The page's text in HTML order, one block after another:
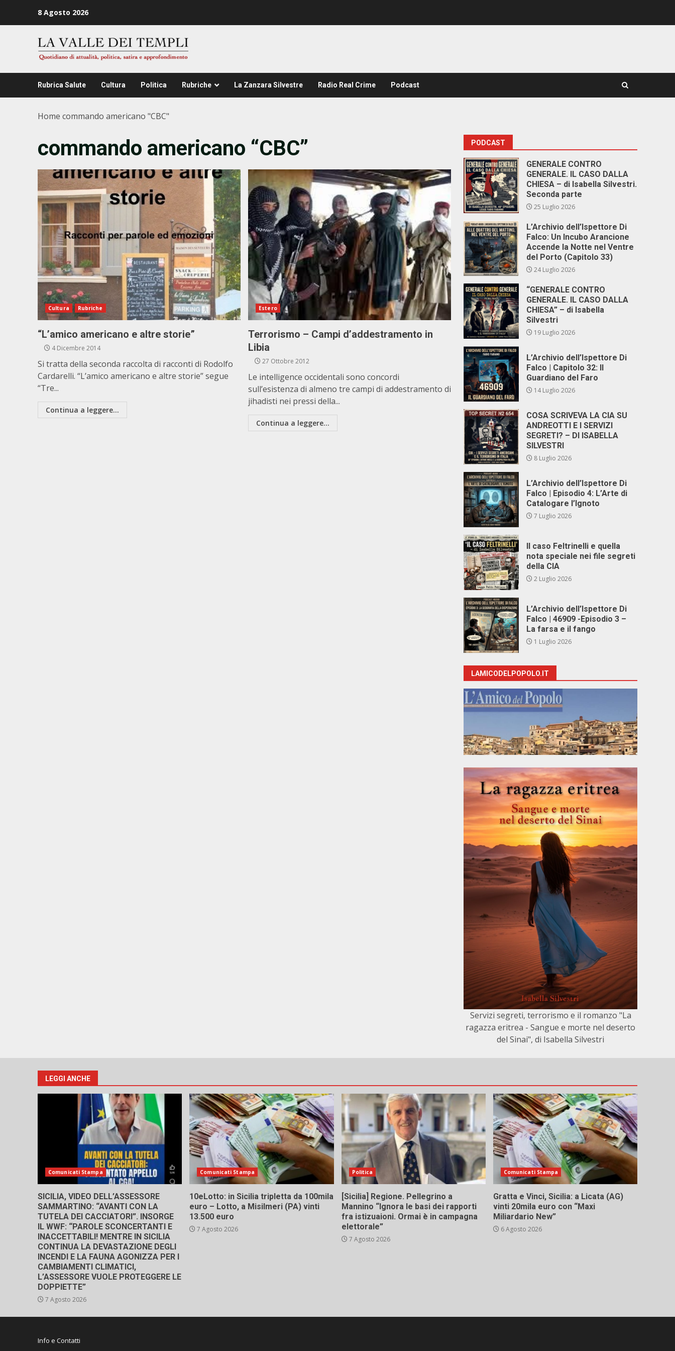
8 Agosto 2026
Rubrica Salute Cultura Politica Rubriche La Zanzara Silvestre Radio Real Crime Podcast
Home commando americano "CBC"
commando americano “CBC”
Cultura Rubriche
“L’amico americano e altre storie”
4 Dicembre 2014
Si tratta della seconda raccolta di racconti di Rodolfo
Cardarelli. “L’amico americano e altre storie” segue
“Tre...
Continua a leggere...
Estero
Terrorismo – Campi d’addestramento in
Libia
27 Ottobre 2012
Le intelligence occidentali sono concordi
sull’esistenza di almeno tre campi di addestramento di
jihadisti nei pressi della...
Continua a leggere...
PODCAST
GENERALE CONTRO
GENERALE. IL CASO DALLA
CHIESA – di Isabella Silvestri.
Seconda parte
25 Luglio 2026
L’Archivio dell’Ispettore Di
Falco: Un Incubo Arancione
Accende la Notte nel Ventre
del Porto (Capitolo 33)
24 Luglio 2026
“GENERALE CONTRO
GENERALE. IL CASO DALLA
CHIESA” – di Isabella
Silvestri
19 Luglio 2026
L’Archivio dell’Ispettore Di
Falco | Capitolo 32: Il
Guardiano del Faro
14 Luglio 2026
COSA SCRIVEVA LA CIA SU
ANDREOTTI E I SERVIZI
SEGRETI? – DI ISABELLA
SILVESTRI
8 Luglio 2026
L’Archivio dell’Ispettore Di
Falco | Episodio 4: L’Arte di
Catalogare l’Ignoto
7 Luglio 2026
Il caso Feltrinelli e quella
nota speciale nei file segreti
della CIA
2 Luglio 2026
L’Archivio dell’Ispettore Di
Falco | 46909 -Episodio 3 –
La farsa e il fango
1 Luglio 2026
LAMICODELPOPOLO.IT
Servizi segreti, terrorismo e il romanzo "La
ragazza eritrea - Sangue e morte nel deserto
del Sinai", di Isabella Silvestri
LEGGI ANCHE
Comunicati Stampa
SICILIA, VIDEO DELL’ASSESSORE
SAMMARTINO: “AVANTI CON LA
TUTELA DEI CACCIATORI”. INSORGE
IL WWF: “PAROLE SCONCERTANTI E
INACCETTABILI! MENTRE IN SICILIA
CONTINUA LA DEVASTAZIONE DEGLI
INCENDI E LA FAUNA AGONIZZA PER I
CAMBIAMENTI CLIMATICI,
L’ASSESSORE VUOLE PROTEGGERE LE
DOPPIETTE”
7 Agosto 2026
Comunicati Stampa
10eLotto: in Sicilia tripletta da 100mila
euro – Lotto, a Misilmeri (PA) vinti
13.500 euro
7 Agosto 2026
Politica
[Sicilia] Regione. Pellegrino a
Mannino “Ignora le basi dei rapporti
fra istizuaioni. Ormai è in campagna
elettorale”
7 Agosto 2026
Comunicati Stampa
Gratta e Vinci, Sicilia: a Licata (AG)
vinti 20mila euro con “Maxi
Miliardario New”
6 Agosto 2026
Info e Contatti